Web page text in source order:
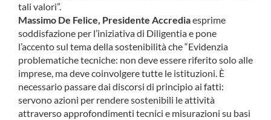
tali valori”.
Massimo De Felice, Presidente Accrediaesprime
soddisfazione per l’iniziativa di Diligentia e pone
l’accento sul tema della sostenibilità che “Evidenzia
problematiche tecniche: non deve essere riferito solo alle
imprese, ma deve coinvolgere tutte le istituzioni. È
necessario passare dai discorsi di principio ai fatti:
servono azioni per rendere sostenibili le attività
attraverso approfondimenti tecnici e misurazioni su basi